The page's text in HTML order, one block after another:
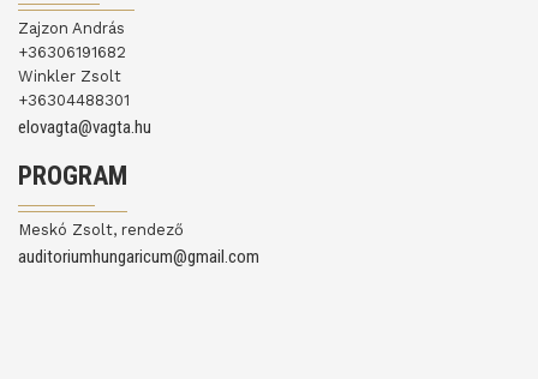
Zajzon András
+36306191682
Winkler Zsolt
+36304488301
elovagta@vagta.hu
PROGRAM
Meskó Zsolt, rendező
auditoriumhungaricum@gmail.com